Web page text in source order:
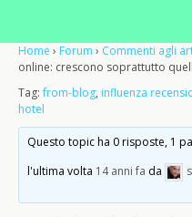
Home › Forum › Commenti agli
online: crescono soprattutto
Tag:from-blog, influenza
hotel
Questo topic ha 0 risposte, 1
l'ultima volta 14 anni fa da